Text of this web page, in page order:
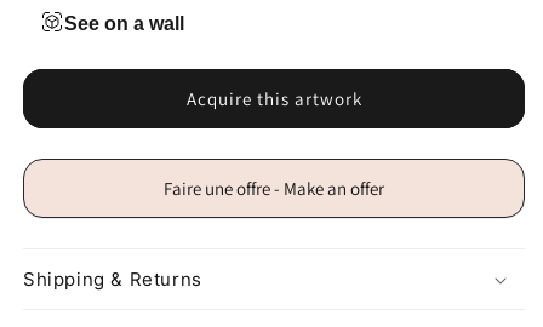
See on a wall
Acquire this artwork
Faire une offre - Make an offer
Shipping & Returns